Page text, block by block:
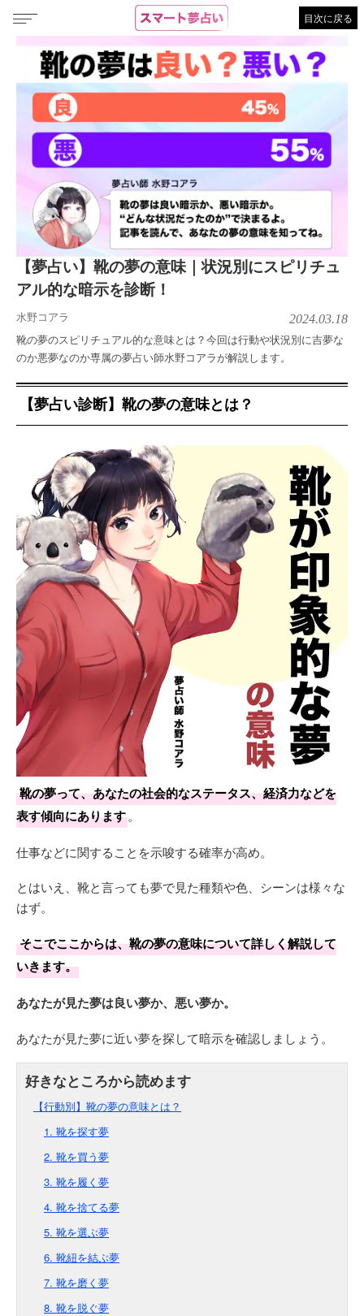
目次に戻る
【夢占い】靴の夢の意味｜状況別にスピリチュ
アル的な暗示を診断！
水野コアラ 2024.03.18
靴の夢のスピリチュアル的な意味とは？今回は行動や状況別に吉夢な
のか悪夢なのか専属の夢占い師水野コアラが解説します。
【夢占い診断】靴の夢の意味とは？
靴の夢って、あなたの社会的なステータス、経済力などを
表す傾向にあります。
仕事などに関することを示唆する確率が高め。
とはいえ、靴と言っても夢で見た種類や色、シーンは様々な
はず。
そこでここからは、靴の夢の意味について詳しく解説して
いきます。
あなたが見た夢は良い夢か、悪い夢か。
あなたが見た夢に近い夢を探して暗示を確認しましょう。
【行動別】靴の夢の意味とは？
1. 靴を探す夢
2. 靴を買う夢
3. 靴を履く夢
4. 靴を捨てる夢
5. 靴を選ぶ夢
6. 靴紐を結ぶ夢
7. 靴を磨く夢
8. 靴を脱ぐ夢